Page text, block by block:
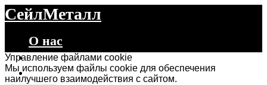
СейлМеталл
О нас
Каталог
Контакты
Управление файлами cookie
Мы используем файлы cookie для обеспечения
наилучшего взаимодействия с сайтом.